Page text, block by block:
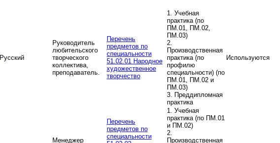
Русский
Руководитель
любительского
творческого
коллектива,
преподаватель.
Перечень
предметов по
специальности
51.02.01 Народное
художественное
творчество
1. Учебная
практика (по
ПМ.01, ПМ.02,
ПМ.03)
2.
Производственная
практика (по
профилю
специальности) (по
ПМ.01, ПМ.02 и
ПМ.03)
3. Преддипломная
практика
Используются
Менеджер
Перечень
предметов по
специальности
1. Учебная
практика (по ПМ.01
и ПМ.02)
2.
Производственная